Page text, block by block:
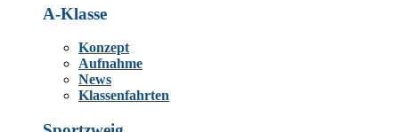
A-Klasse
Konzept
Aufnahme
News
Klassenfahrten